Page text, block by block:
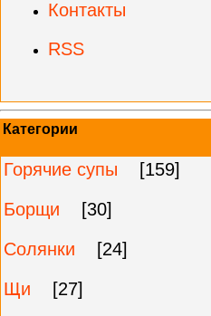
Контакты
RSS
Категории
Горячие супы
[159]
Борщи
[30]
Солянки
[24]
Щи
[27]